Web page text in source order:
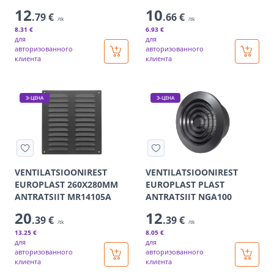
12.79 € /tk
8.31 €
для
авторизованного
клиента
10.66 € /tk
6.93 €
для
авторизованного
клиента
Э-ЦЕНА
VENTILATSIOONIREST
EUROPLAST 260X280MM
ANTRATSIIT MR14105A
20.39 € /tk
13.25 €
для
авторизованного
клиента
Э-ЦЕНА
VENTILATSIOONIREST
EUROPLAST PLAST
ANTRATSIIT NGA100
12.39 € /tk
8.05 €
для
авторизованного
клиента